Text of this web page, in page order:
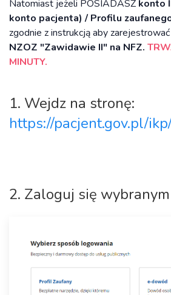
Natomiast jeżeli POSIADASZ konto
konto pacjenta) / Profilu
zgodnie z instrukcją aby
NZOZ "Zawidawie II" na NFZ.
MINUTY.
1. Wejdz na stronę:
https://pacjent.gov.pl/
2. Zaloguj się